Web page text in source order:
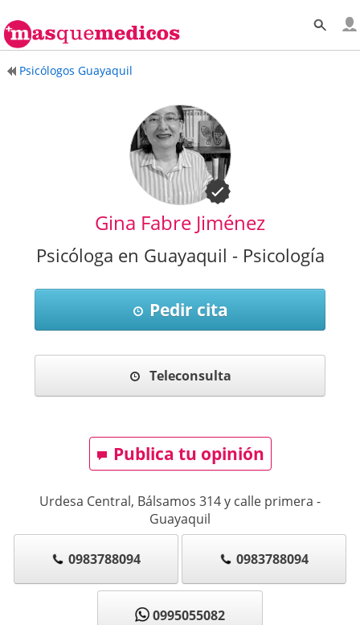
Psicólogos Guayaquil
Gina Fabre Jiménez
Psicóloga en Guayaquil - Psicología
Pedir cita
Teleconsulta
Publica tu opinión
Urdesa Central, Bálsamos 314 y calle primera -
Guayaquil
0983788094 0983788094
0995055082